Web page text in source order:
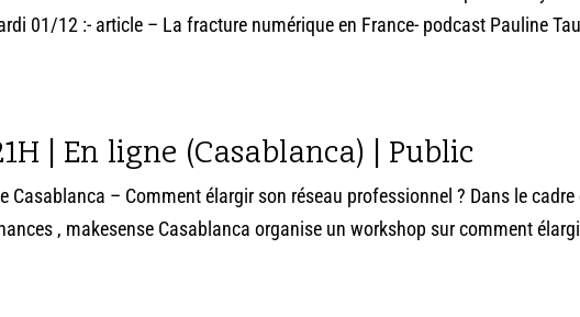
01/12 :- article – La fracture numérique en France- podcast Pauline
| En ligne (Casablanca) | Public
Casablanca – Comment élargir son réseau professionnel ? Dans le cadre
, makesense Casablanca organise un workshop sur comment